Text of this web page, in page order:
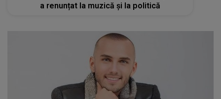
a renunțat la muzică și la politică